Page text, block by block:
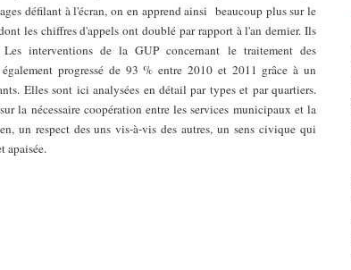
défilant à l'écran, on en apprend ainsi beaucoup plus sur le
les chiffres d'appels ont doublé par rapport à l'an dernier. Ils
interventions de la GUP concernant le traitement des
progressé de 93 % entre 2010 et 2011 grâce à un
Elles sont ici analysées en détail par types et par quartiers.
la nécessaire coopération entre les services municipaux et la
un respect des uns vis-à-vis des autres, un sens civique qui
apaisée.